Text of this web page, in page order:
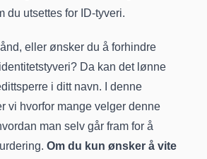
du utsettes for ID-tyveri.
eller ønsker du å forhindre
Da kan det lønne
i ditt navn. I denne
vi hvorfor mange velger denne
man selv går fram for å
Om du kun ønsker å vite